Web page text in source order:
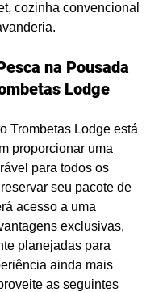
cozinha convencional
na Pousada
Lodge
Trombetas Lodge está
proporcionar uma
para todos os
seu pacote de
acesso a uma
exclusivas,
planejadas para
ainda mais
as seguintes